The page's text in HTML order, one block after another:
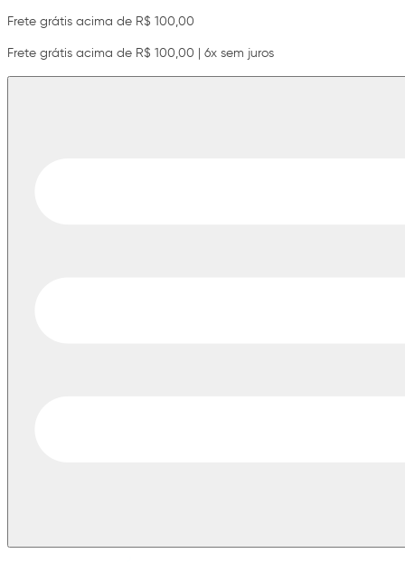
Frete grátis acima de R$ 100,00
Frete grátis acima de R$ 100,00 | 6x sem juros